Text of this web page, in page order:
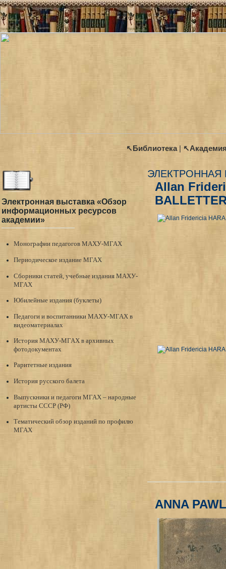
↖Библиотека
ЭЛЕКТРОННАЯ
Allan
ANNA
Электронная выставка «Обзор
информационных ресурсов
академии»
Монографии педагогов МАХУ-МГАХ
Периодическое издание МГАХ
Сборники статей, учебные издания МАХУ-
МГАХ
Юбилейные издания (буклеты)
Педагоги и воспитанники МАХУ-МГАХ в
видеоматериалах
История МАХУ-МГАХ в архивных
фотодокументах
Раритетные издания
История русского балета
Выпускники и педагоги МГАХ – народные
артисты СССР (РФ)
Тематический обзор изданий по профилю
МГАХ